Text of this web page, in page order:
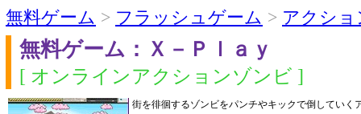
無料ゲーム > フラッシュゲーム > アクショ
無料ゲーム：Ｘ－Ｐｌａｙ
[ オンラインアクションゾンビ ]
街を徘徊するゾンビをパンチやキックで倒していく